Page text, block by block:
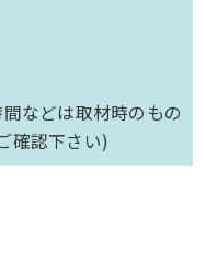
などは取材時のもの
確認下さい)